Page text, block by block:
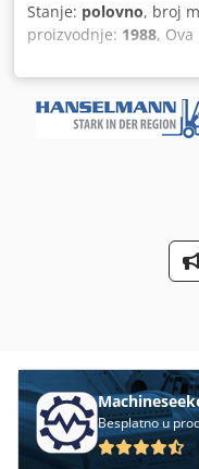
Stanje: polovno, broj
proizvodnje: 1988,
ponudu i može
navedene podatke.
obavezujuću ponudu i
garancija za sve
Besplatno u